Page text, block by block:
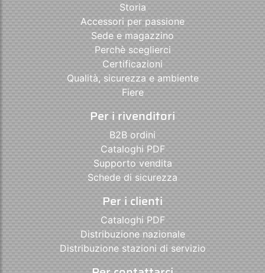
Storia
Accessori per passione
Sede e magazzino
Perchè sceglierci
Certificazioni
Qualità, sicurezza e ambiente
Fiere
Per i rivenditori
B2B ordini
Cataloghi PDF
Supporto vendita
Schede di sicurezza
Per i clienti
Cataloghi PDF
Distribuzione nazionale
Distribuzione stazioni di servizio